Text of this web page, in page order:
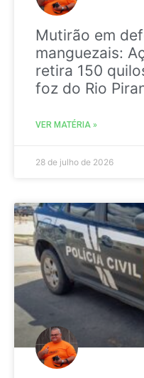
Mutirão em
manguezais:
retira 150
foz do Rio
VER MATÉRIA »
28 de julho de 2026